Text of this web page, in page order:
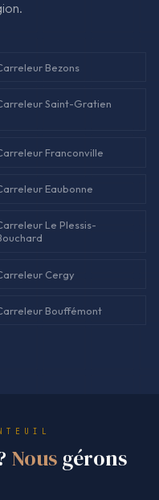
Bezons
Saint-Gratien
Franconville
Eaubonne
Le Plessis-
Cergy
Bouffémont
Nousgérons